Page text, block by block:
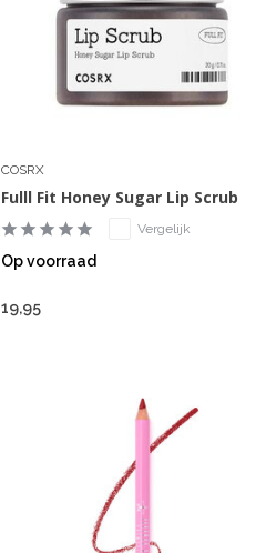
COSRX
Fulll Fit Honey Sugar Lip Scrub
Vergelijk
Op voorraad
19,95